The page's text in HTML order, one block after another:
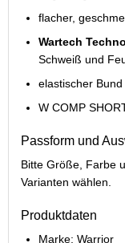
flacher,
Wartech
Schweiß und
elastischer
W COMP
Passform und
Bitte Größe, Farbe
Varianten wählen.
Produktdaten
Marke: Warrior